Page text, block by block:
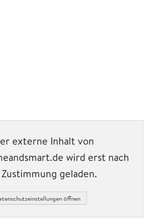
externe Inhalt von
wird erst nach
geladen.
öffnen